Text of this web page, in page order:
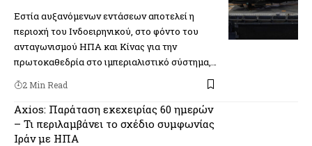
Εστία αυξανόμενων εντάσεων αποτελεί η
περιοχή του Ινδοειρηνικού, στο φόντο του
ανταγωνισμού ΗΠΑ και Κίνας για την
πρωτοκαθεδρία στο ιμπεριαλιστικό σύστημα,…
2 Min Read
Axios: Παράταση εκεχειρίας 60 ημερών
– Τι περιλαμβάνει το σχέδιο συμφωνίας
Ιράν με ΗΠΑ